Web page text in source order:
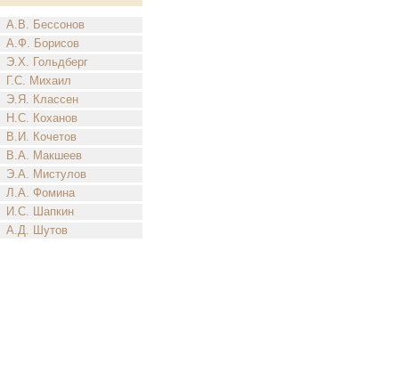
А.В. Бессонов
А.Ф. Борисов
Э.Х. Гольдберг
Г.С. Михаил
Э.Я. Классен
Н.С. Коханов
В.И. Кочетов
В.А. Макшеев
Э.А. Мистулов
Л.А. Фомина
И.С. Шапкин
А.Д. Шутов